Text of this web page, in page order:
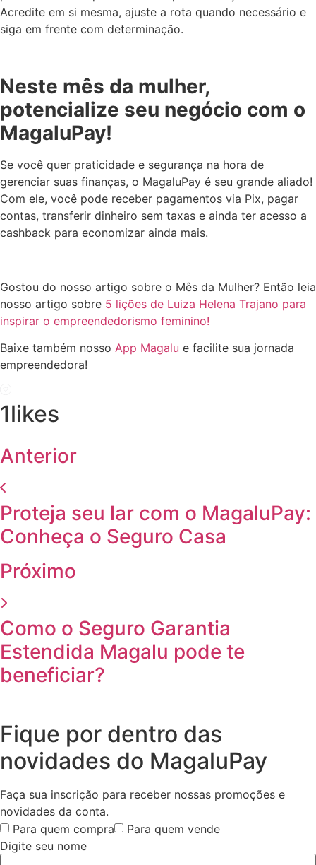
Acredite em si mesma, ajuste a rota quando necessário e
siga em frente com determinação.
Neste mês da mulher,
potencialize seu negócio com o
MagaluPay!
Se você quer praticidade e segurança na hora de
gerenciar suas finanças, o MagaluPay é seu grande aliado!
Com ele, você pode receber pagamentos via Pix, pagar
contas, transferir dinheiro sem taxas e ainda ter acesso a
cashback para economizar ainda mais.
Gostou do nosso artigo sobre o Mês da Mulher? Então leia
nosso artigo sobre 5 lições de Luiza Helena Trajano para
inspirar o empreendedorismo feminino!
Baixe também nosso App Magalu e facilite sua jornada
empreendedora!
1likes
Anterior
Proteja seu lar com o MagaluPay:
Conheça o Seguro Casa
Próximo
Como o Seguro Garantia
Estendida Magalu pode te
beneficiar?
Fique por dentro das
novidades do MagaluPay
Faça sua inscrição para receber nossas promoções e
novidades da conta.
Para quem compra
Para quem vende
Digite seu nome